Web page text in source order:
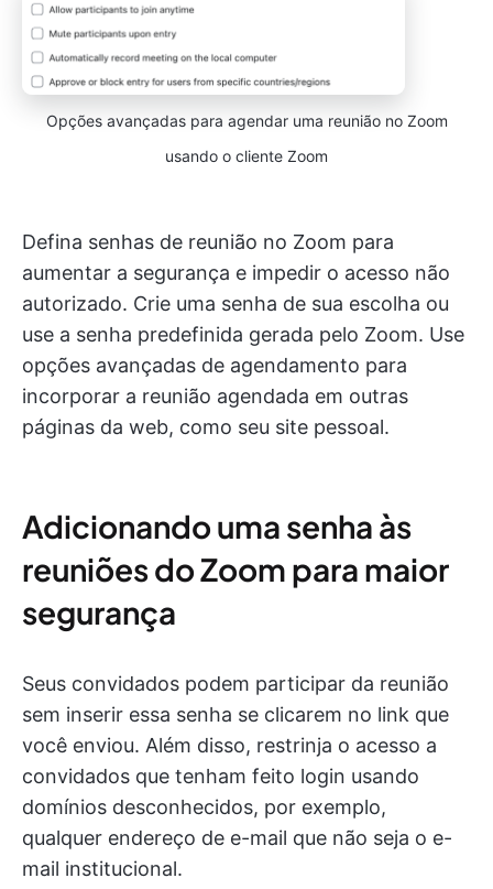
Opções avançadas para agendar uma reunião no Zoom
usando o cliente Zoom
Defina senhas de reunião no Zoom para
aumentar a segurança e impedir o acesso não
autorizado. Crie uma senha de sua escolha ou
use a senha predefinida gerada pelo Zoom. Use
opções avançadas de agendamento para
incorporar a reunião agendada em outras
páginas da web, como seu site pessoal.
Adicionando uma senha às
reuniões do Zoom para maior
segurança
Seus convidados podem participar da reunião
sem inserir essa senha se clicarem no link que
você enviou. Além disso, restrinja o acesso a
convidados que tenham feito login usando
domínios desconhecidos, por exemplo,
qualquer endereço de e-mail que não seja o e-
mail institucional.